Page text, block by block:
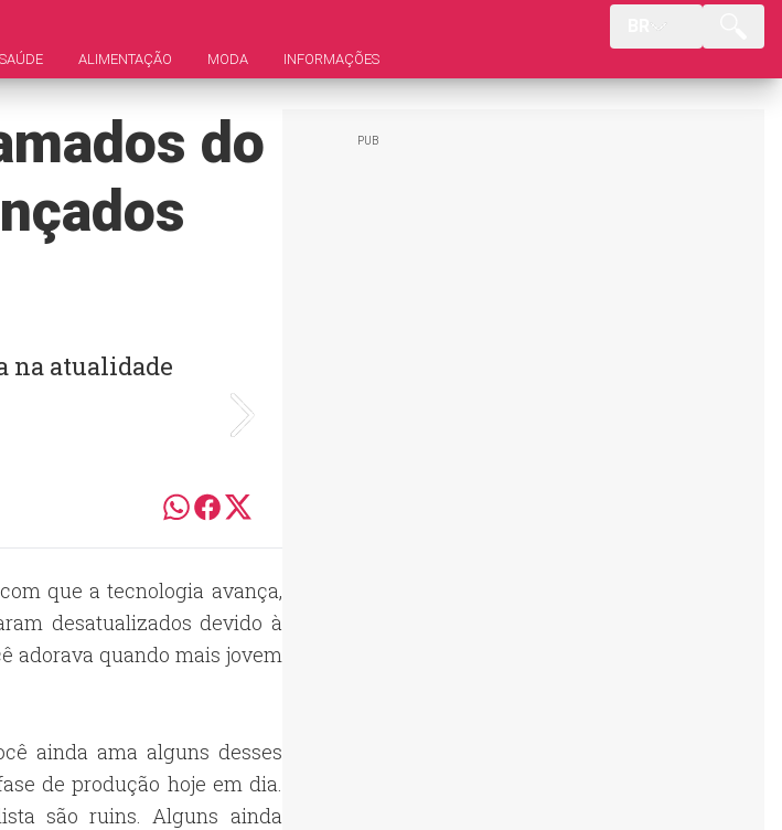
SAÚDE ALIMENTAÇÃO MODA INFORMAÇÕES
do
na atualidade
que a tecnologia avança,
desatualizados devido à
adorava quando mais jovem
ainda ama alguns desses
de produção hoje em dia.
são ruins. Alguns ainda